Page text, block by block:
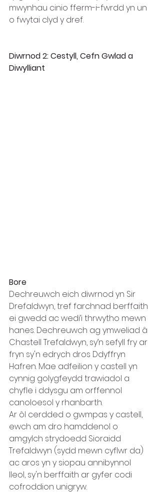
mwynhau cinio fferm-i-fwrdd yn un
o fwytai clyd y dref.
Diwrnod 2: Cestyll, Cefn Gwlad a
Diwylliant
Bore
Dechreuwch eich diwrnod yn Sir
Drefaldwyn, tref farchnad berffaith
ei gwedd ac wedi’i thrwytho mewn
hanes. Dechreuwch ag ymweliad â
Chastell Trefaldwyn, sy’n sefyll fry ar
fryn sy'n edrych dros Ddyffryn
Hafren. Mae adfeilion y castell yn
cynnig golygfeydd trawiadol a
chyfle i ddysgu am orffennol
canoloesol y rhanbarth.
Ar ôl cerdded o gwmpas y castell,
ewch am dro hamddenol o
amgylch strydoedd Sioraidd
Trefaldwyn (sydd mewn cyflwr da)
ac aros yn y siopau annibynnol
lleol, sy'n berffaith ar gyfer codi
cofroddion unigryw.